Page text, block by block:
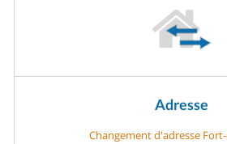
Adresse
Changement d'adresse